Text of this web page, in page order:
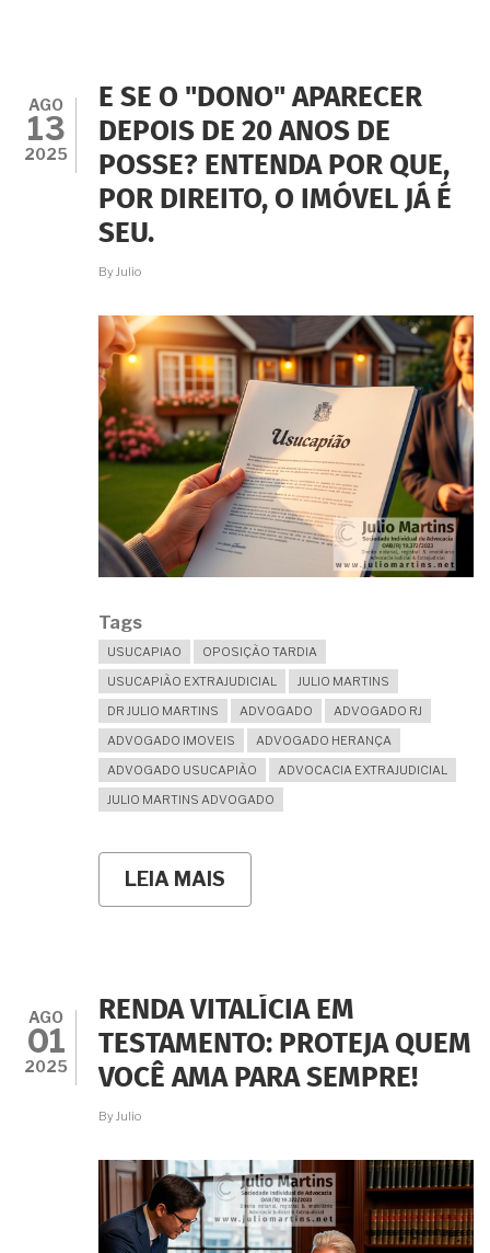
CONSTRUIR:
QUAL
O
PASSO
A
PASSO
PARA
AGO
13
2025
E SE O "DONO" APARECER
DEPOIS DE 20 ANOS DE
POSSE? ENTENDA POR QUE,
POR DIREITO, O IMÓVEL JÁ É
SEU.
ByJulio
Tags
USUCAPIAO
OPOSIÇÃO TARDIA
USUCAPIÃO EXTRAJUDICIAL
JULIO MARTINS
DR JULIO MARTINS
ADVOGADO
ADVOGADO RJ
ADVOGADO IMOVEIS
ADVOGADO HERANÇA
ADVOGADO USUCAPIÃO
ADVOCACIA EXTRAJUDICIAL
JULIO MARTINS ADVOGADO
LEIA MAIS
DEPOIS
DE
20
ANOS
DE
QUE,
POR
DIREITO,
O
IMÓVEL
AGO
01
2025
RENDA VITALÍCIA EM
TESTAMENTO: PROTEJA QUEM
VOCÊ AMA PARA SEMPRE!
ByJulio